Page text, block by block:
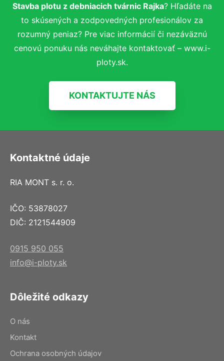
Stavba plotu z debniacich tvárnic Rajka? Hľadáte na
to skúsených a zodpovedných profesionálov za
rozumný peniaz? Pre viac informácií či nezáväznú
cenovú ponuku nás neváhajte kontaktovať – www.i-
ploty.sk.
KONTAKTUJTE NÁS
Kontaktné údaje
RIA MONT s. r. o.
IČO: 53878027
DIČ: 2121544909
0915 950 055
info@i-ploty.sk
Dôležité odkazy
O nás
Kontakt
Ochrana osobných údajov